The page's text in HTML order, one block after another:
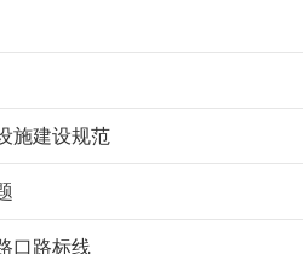
施建设规范
口路标线